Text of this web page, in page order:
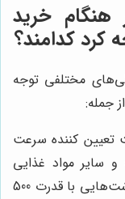
هنگام خرید
کرد کدامند؟
مختلفی توجه
جمله:
کننده سرعت
سایر مواد غذایی
است. برای مصارف خانگی، چرخ گوشت‌هایی با قدرت 500